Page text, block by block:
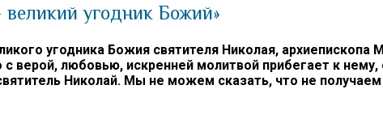
угодник Божий»
угодника Божия святителя Николая,
верой, любовью, искренней молитвой прибегает к
Николай. Мы не можем сказать, что не